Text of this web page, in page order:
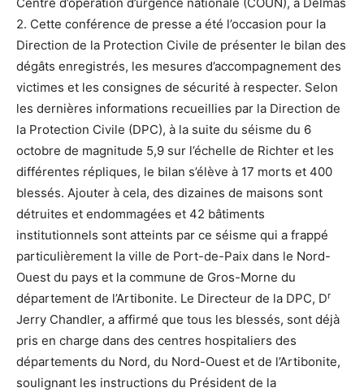
Centre d’opération d’urgence nationale (COUN), à Delmas
2. Cette conférence de presse a été l’occasion pour la
Direction de la Protection Civile de présenter le bilan des
dégâts enregistrés, les mesures d’accompagnement des
victimes et les consignes de sécurité à respecter. Selon
les dernières informations recueillies par la Direction de
la Protection Civile (DPC), à la suite du séisme du 6
octobre de magnitude 5,9 sur l’échelle de Richter et les
différentes répliques, le bilan s’élève à 17 morts et 400
blessés. Ajouter à cela, des dizaines de maisons sont
détruites et endommagées et 42 bâtiments
institutionnels sont atteints par ce séisme qui a frappé
particulièrement la ville de Port-de-Paix dans le Nord-
Ouest du pays et la commune de Gros-Morne du
département de l’Artibonite. Le Directeur de la DPC, Dr
Jerry Chandler, a affirmé que tous les blessés, sont déjà
pris en charge dans des centres hospitaliers des
départements du Nord, du Nord-Ouest et de l’Artibonite,
soulignant les instructions du Président de la